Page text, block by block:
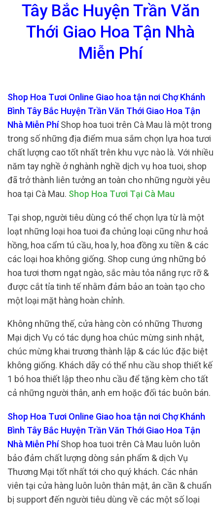
Tây Bắc Huyện Trần Văn
Thới Giao Hoa Tận Nhà
Miễn Phí
Shop Hoa Tươi Online Giao hoa tận nơi Chợ Khánh
Bình Tây Bắc Huyện Trần Văn Thới Giao Hoa Tận
Nhà Miễn PhíShop hoa tuoi trên Cà Mau là một trong
trong số những địa điểm mua sắm chọn lựa hoa tươi
chất lượng cao tốt nhất trên khu vực nào là. Với nhiều
năm tay nghề ở nghành nghề dịch vụ hoa tuoi, shop
đã trở thành liên tưởng an toàn cho những người yêu
hoa tại Cà Mau. Shop Hoa Tươi Tại Cà Mau
Tại shop, người tiêu dùng có thể chọn lựa từ là một
loạt những loại hoa tuoi đa chủng loại cũng như hoả
hồng, hoa cẩm tú cầu, hoa ly, hoa đồng xu tiền & các
các loại hoa không giống. Shop cung ứng những bó
hoa tươi thơm ngạt ngào, sắc màu tỏa nắng rực rỡ &
được cắt tỉa tinh tế nhằm đảm bảo an toàn tạo cho
một loại mặt hàng hoàn chỉnh.
Không những thế, cửa hàng còn có những Thương
Mại dịch Vụ có tác dụng hoa chúc mừng sinh nhật,
chúc mừng khai trương thành lập & các lúc đặc biệt
không giống. Khách dãy có thể nhu cầu shop thiết kế
1 bó hoa thiết lập theo nhu cầu để tặng kèm cho tất
cả những người thân, anh em hoặc đối tác buôn bán.
Shop Hoa Tươi Online Giao hoa tận nơi Chợ Khánh
Bình Tây Bắc Huyện Trần Văn Thới Giao Hoa Tận
Nhà Miễn PhíShop hoa tuoi trên Cà Mau luôn luôn
bảo đảm chất lượng dòng sản phẩm & dịch Vụ
Thương Mại tốt nhất tới cho quý khách. Các nhân
viên tại cửa hàng luôn luôn thân mật, ân cần & chuẩn
bị support đến người tiêu dùng về các một số loại